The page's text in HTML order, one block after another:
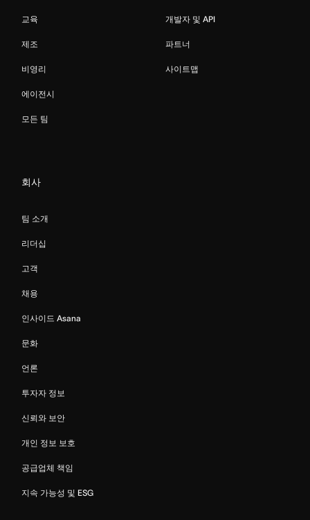
교육
제조
비영리
에이전시
모든 팀
개발자 및 API
파트너
사이트맵
회사
팀 소개
리더십
고객
채용
인사이드 Asana
문화
언론
투자자 정보
신뢰와 보안
개인 정보 보호
공급업체 책임
지속 가능성 및 ESG